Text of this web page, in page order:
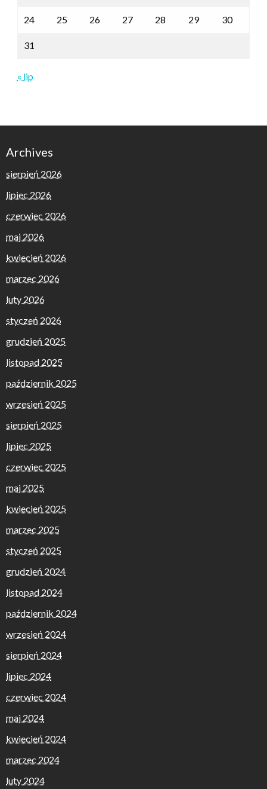
24 25 26 27 28 29 30
31
« lip
Archives
sierpień 2026
lipiec 2026
czerwiec 2026
maj 2026
kwiecień 2026
marzec 2026
luty 2026
styczeń 2026
grudzień 2025
listopad 2025
październik 2025
wrzesień 2025
sierpień 2025
lipiec 2025
czerwiec 2025
maj 2025
kwiecień 2025
marzec 2025
styczeń 2025
grudzień 2024
listopad 2024
październik 2024
wrzesień 2024
sierpień 2024
lipiec 2024
czerwiec 2024
maj 2024
kwiecień 2024
marzec 2024
luty 2024